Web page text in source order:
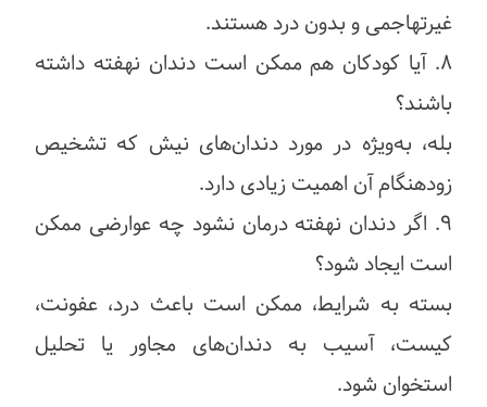
غیرتهاجمی و بدون درد هستند.
۸. آیا کودکان هم ممکن است دندان نهفته داشته
باشند؟
بله، به‌ویژه در مورد دندان‌های نیش که تشخیص
زودهنگام آن اهمیت زیادی دارد.
۹. اگر دندان نهفته درمان نشود چه عوارضی ممکن
است ایجاد شود؟
بسته به شرایط، ممکن است باعث درد، عفونت،
کیست، آسیب به دندان‌های مجاور یا تحلیل
استخوان شود.